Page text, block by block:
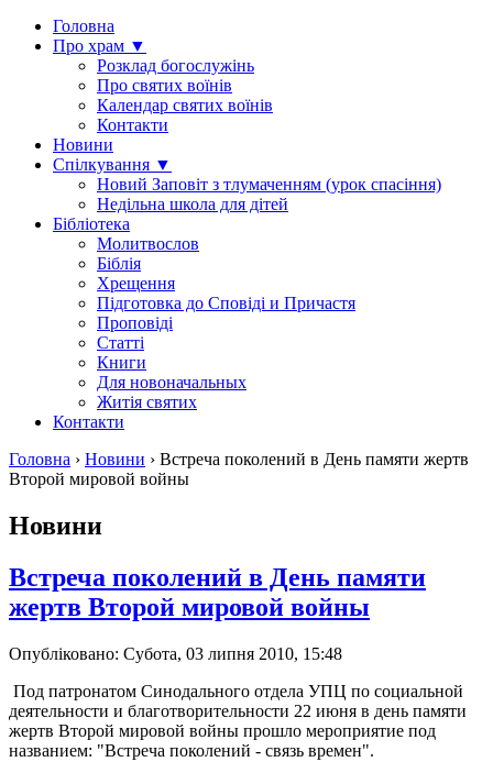
Головна
Про храм ▼
Розклад богослужінь
Про святих воїнів
Календар святих воїнів
Контакти
Новини
Спілкування ▼
Новий Заповіт з тлумаченням (урок спасіння)
Недільна школа для дітей
Бібліотека
Молитвослов
Біблія
Хрещення
Підготовка до Сповіді и Причастя
Проповіді
Статті
Книги
Для новоначальных
Житія святих
Контакти
Головна › Новини › Встреча поколений в День памяти жертв
Второй мировой войны
Новини
Встреча поколений в День памяти
жертв Второй мировой войны
Опубліковано: Субота, 03 липня 2010, 15:48
Под патронатом Синодального отдела УПЦ по социальной
деятельности и благотворительности 22 июня в день памяти
жертв Второй мировой войны прошло мероприятие под
названием: "Встреча поколений - связь времен".